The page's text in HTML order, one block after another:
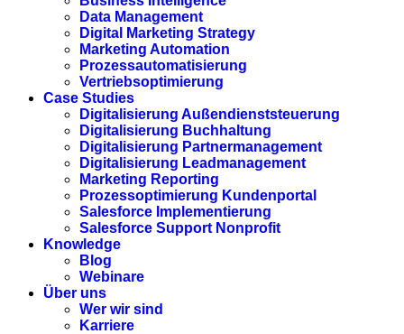
Data Management
Digital Marketing Strategy
Marketing Automation
Prozessautomatisierung
Vertriebsoptimierung
Case Studies
Digitalisierung Außendienststeuerung
Digitalisierung Buchhaltung
Digitalisierung Partnermanagement
Digitalisierung Leadmanagement
Marketing Reporting
Prozessoptimierung Kundenportal
Salesforce Implementierung
Salesforce Support Nonprofit
Knowledge
Blog
Webinare
Über uns
Wer wir sind
Karriere